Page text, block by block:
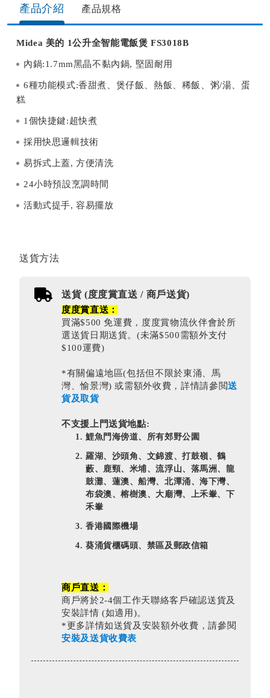
產品介紹 產品規格​
Midea 美的 1公升全智能電飯煲 FS3018B
內鍋:1.7mm黑晶不黏內鍋, 堅固耐用
6種功能模式:香甜煮、煲仔飯、熱飯、稀飯、粥/湯、蛋
糕
1個快捷鍵:超快煮
採用快思邏輯技術
易拆式上蓋, 方便清洗
24小時預設烹調時間
活動式提手, 容易擺放
送貨方法
送貨 (度度賞直送 / 商戶送貨)
度度賞直送：
買滿$500 免運費，度度賞物流伙伴會於所
選送貨日期送貨。(未滿$500需額外支付
$100運費)
*有關偏遠地區(包括但不限於東涌、馬
灣、愉景灣) 或需額外收費，詳情請參閲送
貨及取貨
不支援上門送貨地點:
鯉魚門海傍道、所有郊野公園
羅湖、沙頭角、文錦渡、打鼓嶺、鶴
藪、鹿頸、米埔、流浮山、落馬洲、龍
鼓灘、蓮澳、船灣、北潭涌、海下灣、
布袋澳、榕樹澳、大廟灣、上禾輋、下
禾輋
香港國際機場
葵涌貨櫃碼頭、禁區及郵政信箱
商戶直送：
商戶將於2-4個工作天聯絡客戶確認送貨及
安裝詳情 (如適用)。
*更多詳情如送貨及安裝額外收費，請參閱
安裝及送貨收費表